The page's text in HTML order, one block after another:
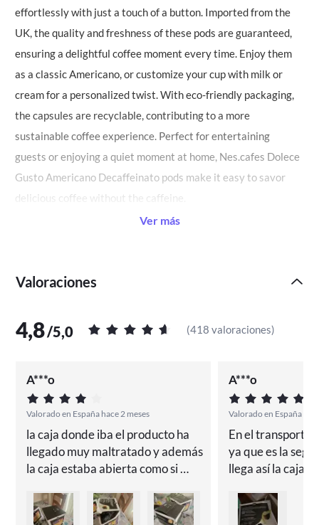
effortlessly with just a touch of a button. Imported from the
UK, the quality and freshness of these pods are guaranteed,
ensuring a delightful coffee moment every time. Enjoy them
as a classic Americano, or customize your cup with milk or
cream for a personalized twist. With eco-friendly packaging,
the capsules are recyclable, contributing to a more
sustainable coffee experience. Perfect for entertaining
guests or enjoying a quiet moment at home, Nes.cafes Dolece
Gusto Americano Decaffeinato pods make it easy to savor
delicious coffee without the caffeine.
Ver más
Valoraciones
4,8/5,0 (418 valoraciones)
A***o
Valorado en España hace 2 meses
la caja donde iba el producto ha
llegado muy maltratado y además
la caja estaba abierta como si
A***o
Valorado en España
En el transporte
ya que es la
llega así la caja